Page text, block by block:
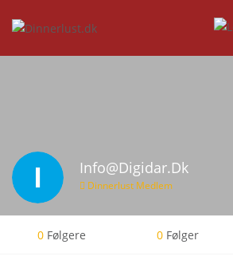
I Info@digidar.dk
Dinnerlust Medlem
0 Følgere 0 Følger